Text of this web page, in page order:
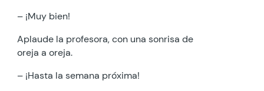
– ¡Muy bien!
Aplaude la profesora, con una sonrisa de
oreja a oreja.
– ¡Hasta la semana próxima!